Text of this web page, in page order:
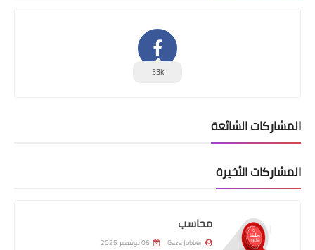
33k
المشاركات الشائعة
المشاركات الأخيرة
محاسب
Gaza Jobber 06 نوفمبر 2025